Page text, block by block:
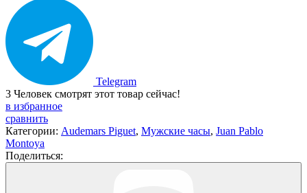
Telegram
3 Человек смотрят этот товар сейчас!
в избранное
сравнить
Категории: Audemars Piguet, Мужские часы, Juan Pablo
Montoya
Поделиться: